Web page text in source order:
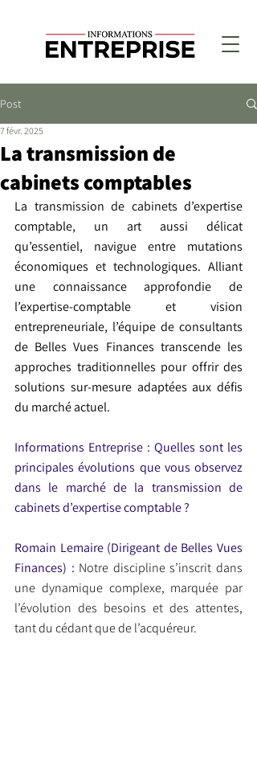
Post
La transmission de
cabinets comptables
7 févr. 2025
La transmission de cabinets d’expertise
comptable, un art aussi délicat
qu’essentiel, navigue entre mutations
économiques et technologiques. Alliant
une connaissance approfondie de
l’expertise-comptable et vision
entrepreneuriale, l’équipe de consultants
de Belles Vues Finances transcende les
approches traditionnelles pour offrir des
solutions sur-mesure adaptées aux défis
du marché actuel.
Informations Entreprise : Quelles sont les
principales évolutions que vous observez
dans le marché de la transmission de
cabinets d’expertise comptable ?
Romain Lemaire (Dirigeant de Belles Vues
Finances) : Notre discipline s’inscrit dans
une dynamique complexe, marquée par
l’évolution des besoins et des attentes,
tant du cédant que de l’acquéreur.